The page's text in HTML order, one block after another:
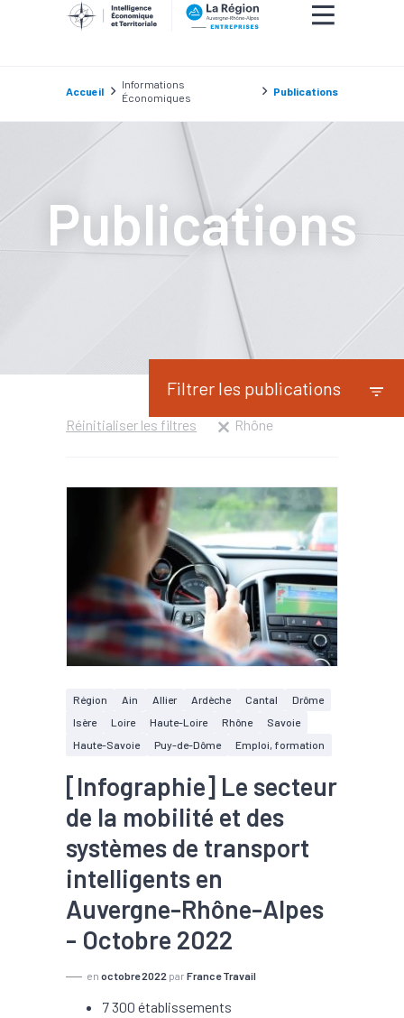
Accueil
Informations
Économiques
Publications
Publications
Filtrer les publications
Réinitialiser les filtres Rhône
Région Ain Allier Ardèche Cantal
Drôme
Isère
Loire Haute-Loire Rhône
Savoie
Haute-Savoie
Puy-de-Dôme Emploi, formation
[Infographie] Le secteur
de la mobilité et des
systèmes de transport
intelligents en
Auvergne-Rhône-Alpes
- Octobre 2022
en octobre 2022 par France Travail
7 300 établissements